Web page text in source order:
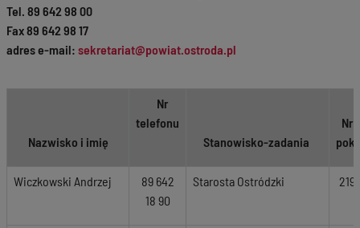
Tel. 89 642 98 00
Fax 89 642 98 17
adres e-mail: sekretariat@powiat.ostroda.pl
Nazwisko i imię
Nr
telefonu
Stanowisko-zadania
Nr
pok.
Wiczkowski Andrzej
89 642
18 90
Starosta Ostródzki 219